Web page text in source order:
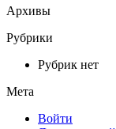
Архивы
Рубрики
Рубрик нет
Мета
Войти